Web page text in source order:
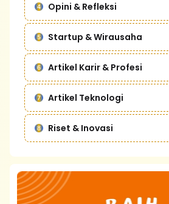
Opini & Refleksi
Startup & Wirausaha
Artikel Karir & Profesi
Artikel Teknologi
Riset & Inovasi